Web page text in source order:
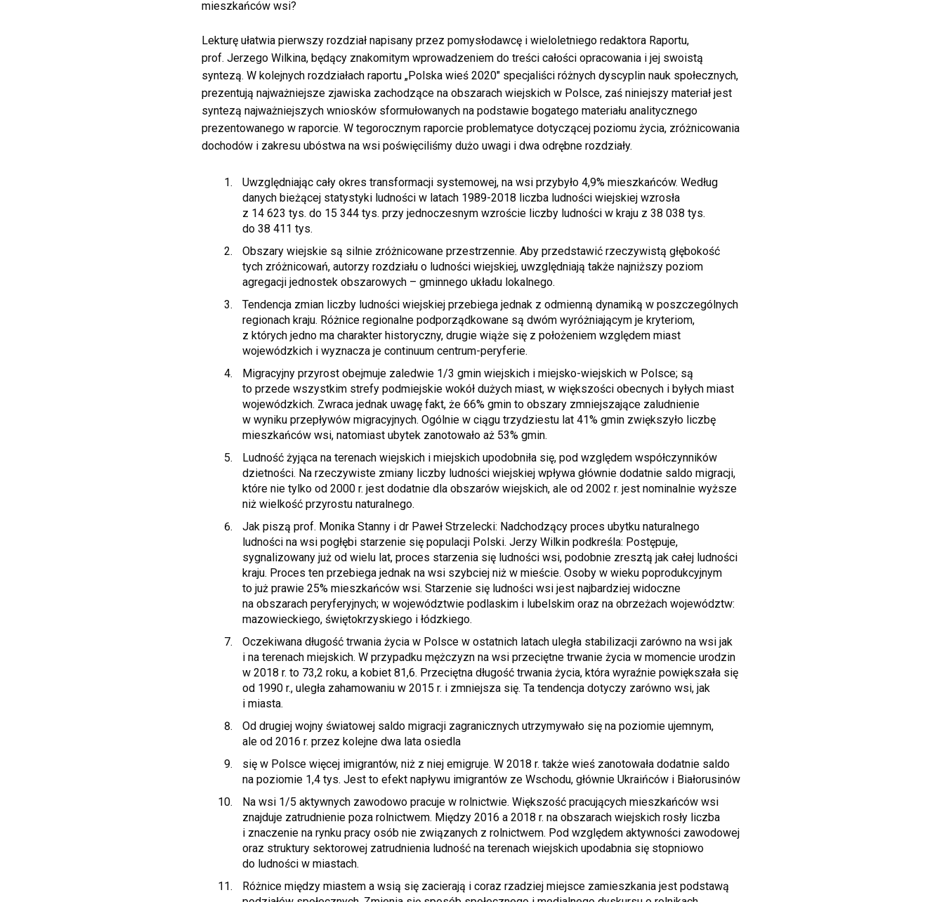
mieszkańców wsi?
Lekturę ułatwia pierwszy rozdział napisany przez pomysłodawcę i wieloletniego redaktora Raportu,
prof. Jerzego Wilkina, będący znakomitym wprowadzeniem do treści całości opracowania i jej swoistą
syntezą. W kolejnych rozdziałach raportu „Polska wieś 2020″ specjaliści różnych dyscyplin nauk społecznych,
prezentują najważniejsze zjawiska zachodzące na obszarach wiejskich w Polsce, zaś niniejszy materiał jest
syntezą najważniejszych wniosków sformułowanych na podstawie bogatego materiału analitycznego
prezentowanego w raporcie. W tegorocznym raporcie problematyce dotyczącej poziomu życia, zróżnicowania
dochodów i zakresu ubóstwa na wsi poświęciliśmy dużo uwagi i dwa odrębne rozdziały.
Uwzględniając cały okres transformacji systemowej, na wsi przybyło 4,9% mieszkańców. Według
danych bieżącej statystyki ludności w latach 1989-2018 liczba ludności wiejskiej wzrosła
z 14 623 tys. do 15 344 tys. przy jednoczesnym wzroście liczby ludności w kraju z 38 038 tys.
do 38 411 tys.
Obszary wiejskie są silnie zróżnicowane przestrzennie. Aby przedstawić rzeczywistą głębokość
tych zróżnicowań, autorzy rozdziału o ludności wiejskiej, uwzględniają także najniższy poziom
agregacji jednostek obszarowych – gminnego układu lokalnego.
Tendencja zmian liczby ludności wiejskiej przebiega jednak z odmienną dynamiką w poszczególnych
regionach kraju. Różnice regionalne podporządkowane są dwóm wyróżniającym je kryteriom,
z których jedno ma charakter historyczny, drugie wiąże się z położeniem względem miast
wojewódzkich i wyznacza je continuum centrum-peryferie.
Migracyjny przyrost obejmuje zaledwie 1/3 gmin wiejskich i miejsko-wiejskich w Polsce; są
to przede wszystkim strefy podmiejskie wokół dużych miast, w większości obecnych i byłych miast
wojewódzkich. Zwraca jednak uwagę fakt, że 66% gmin to obszary zmniejszające zaludnienie
w wyniku przepływów migracyjnych. Ogólnie w ciągu trzydziestu lat 41% gmin zwiększyło liczbę
mieszkańców wsi, natomiast ubytek zanotowało aż 53% gmin.
Ludność żyjąca na terenach wiejskich i miejskich upodobniła się, pod względem współczynników
dzietności. Na rzeczywiste zmiany liczby ludności wiejskiej wpływa głównie dodatnie saldo migracji,
które nie tylko od 2000 r. jest dodatnie dla obszarów wiejskich, ale od 2002 r. jest nominalnie wyższe
niż wielkość przyrostu naturalnego.
Jak piszą prof. Monika Stanny i dr Paweł Strzelecki: Nadchodzący proces ubytku naturalnego
ludności na wsi pogłębi starzenie się populacji Polski. Jerzy Wilkin podkreśla: Postępuje,
sygnalizowany już od wielu lat, proces starzenia się ludności wsi, podobnie zresztą jak całej ludności
kraju. Proces ten przebiega jednak na wsi szybciej niż w mieście. Osoby w wieku poprodukcyjnym
to już prawie 25% mieszkańców wsi. Starzenie się ludności wsi jest najbardziej widoczne
na obszarach peryferyjnych; w województwie podlaskim i lubelskim oraz na obrzeżach województw:
mazowieckiego, świętokrzyskiego i łódzkiego.
Oczekiwana długość trwania życia w Polsce w ostatnich latach uległa stabilizacji zarówno na wsi jak
i na terenach miejskich. W przypadku mężczyzn na wsi przeciętne trwanie życia w momencie urodzin
w 2018 r. to 73,2 roku, a kobiet 81,6. Przeciętna długość trwania życia, która wyraźnie powiększała się
od 1990 r., uległa zahamowaniu w 2015 r. i zmniejsza się. Ta tendencja dotyczy zarówno wsi, jak
i miasta.
Od drugiej wojny światowej saldo migracji zagranicznych utrzymywało się na poziomie ujemnym,
ale od 2016 r. przez kolejne dwa lata osiedla
się w Polsce więcej imigrantów, niż z niej emigruje. W 2018 r. także wieś zanotowała dodatnie saldo
na poziomie 1,4 tys. Jest to efekt napływu imigrantów ze Wschodu, głównie Ukraińców i Białorusinów
Na wsi 1/5 aktywnych zawodowo pracuje w rolnictwie. Większość pracujących mieszkańców wsi
znajduje zatrudnienie poza rolnictwem. Między 2016 a 2018 r. na obszarach wiejskich rosły liczba
i znaczenie na rynku pracy osób nie związanych z rolnictwem. Pod względem aktywności zawodowej
oraz struktury sektorowej zatrudnienia ludność na terenach wiejskich upodabnia się stopniowo
do ludności w miastach.
Różnice między miastem a wsią się zacierają i coraz rzadziej miejsce zamieszkania jest podstawą